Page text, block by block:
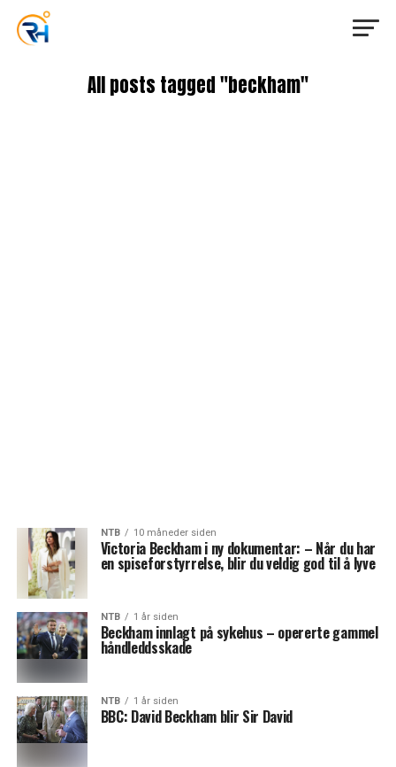
All posts tagged "beckham"
NTB 10 måneder siden
Victoria Beckham i ny dokumentar: – Når du har
en spiseforstyrrelse, blir du veldig god til å lyve
NTB 1 år siden
Beckham innlagt på sykehus – opererte gammel
håndleddsskade
NTB 1 år siden
BBC: David Beckham blir Sir David